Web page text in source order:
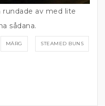
av med lite
sådana.
MÄRG STEAMED BUNS